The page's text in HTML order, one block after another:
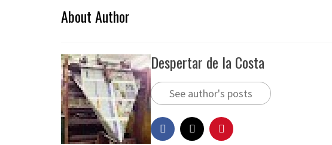
About Author
Despertar de la Costa
See author's posts